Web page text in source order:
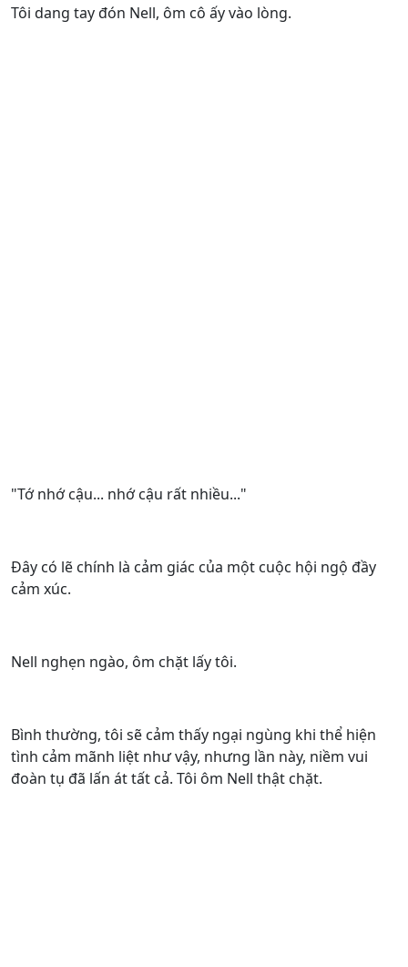
Tôi dang tay đón Nell, ôm cô ấy vào lòng.
"Tớ nhớ cậu... nhớ cậu rất nhiều..."
Đây có lẽ chính là cảm giác của một cuộc hội ngộ đầy
cảm xúc.
Nell nghẹn ngào, ôm chặt lấy tôi.
Bình thường, tôi sẽ cảm thấy ngại ngùng khi thể hiện
tình cảm mãnh liệt như vậy, nhưng lần này, niềm vui
đoàn tụ đã lấn át tất cả. Tôi ôm Nell thật chặt.